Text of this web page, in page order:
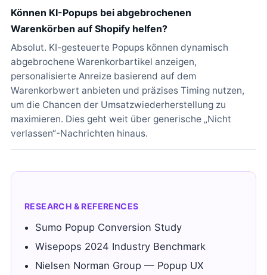
Können KI-Popups bei abgebrochenen
Warenkörben auf Shopify helfen?
Absolut. KI-gesteuerte Popups können dynamisch
abgebrochene Warenkorbartikel anzeigen,
personalisierte Anreize basierend auf dem
Warenkorbwert anbieten und präzises Timing nutzen,
um die Chancen der Umsatzwiederherstellung zu
maximieren. Dies geht weit über generische „Nicht
verlassen“-Nachrichten hinaus.
RESEARCH & REFERENCES
Sumo Popup Conversion Study
Wisepops 2024 Industry Benchmark
Nielsen Norman Group — Popup UX